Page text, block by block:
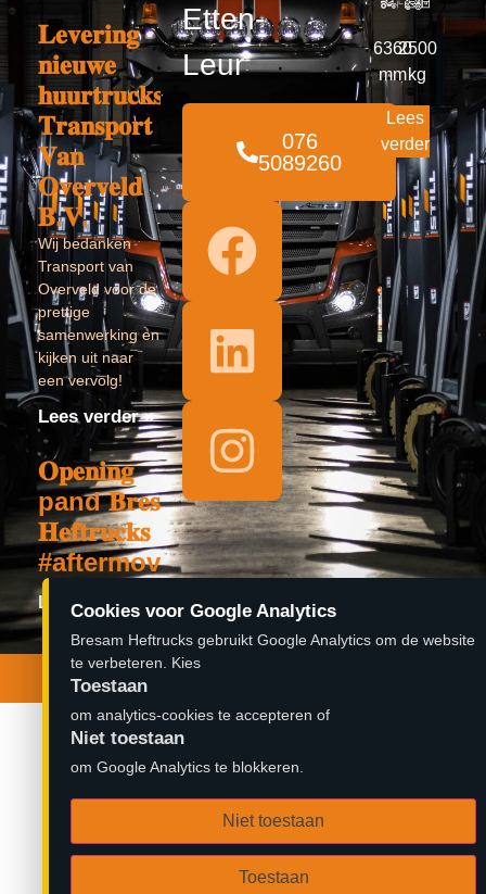
𝐋𝐞𝐯𝐞𝐫𝐢𝐧𝐠
𝐧𝐢𝐞𝐮𝐰𝐞
𝐡𝐮𝐮𝐫𝐭𝐫𝐮𝐜𝐤𝐬
𝐓𝐫𝐚𝐧𝐬𝐩𝐨𝐫𝐭
𝐕𝐚𝐧
𝐎𝐯𝐞𝐫𝐯𝐞𝐥𝐝
𝐁.𝐕.
Wij bedanken
Transport van
Overveld voor de
prettige
samenwerking en
kijken uit naar
een vervolg!
Lees verder »
𝐎𝐩𝐞𝐧𝐢𝐧𝐠
pand 𝐁𝐫𝐞𝐬𝐚𝐦
𝐇𝐞𝐟𝐭𝐫𝐮𝐜𝐤𝐬
#aftermovie
Lees verder »
Etten-
Leur
076
5089260
6360
mm
2500
kg
Lees
verder
© 2026 Bresam Heftrucks B.V. | Ontwerp door
Cookies voor Google Analytics
Bresam Heftrucks gebruikt Google Analytics om de website
te verbeteren. Kies
Toestaan
om analytics-cookies te accepteren of
Niet toestaan
om Google Analytics te blokkeren.
Niet toestaan
Toestaan